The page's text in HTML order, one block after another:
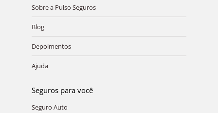
in
new
window
in
new
in
new
in
new new
Sobre a Pulso Seguros
Blog
Depoimentos
Ajuda
Seguros para você
Seguro Auto